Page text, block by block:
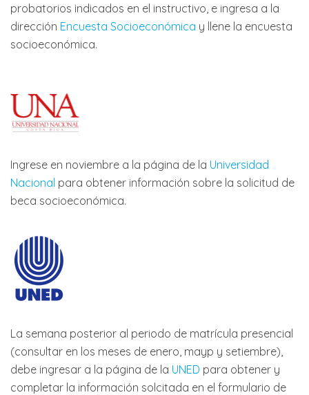
probatorios indicados en el instructivo, e ingresa a la
dirección Encuesta Socioeconómica y llene la encuesta
socioeconómica.
Ingrese en noviembre a la página de la Universidad
Nacional para obtener información sobre la solicitud de
beca socioeconómica.
La semana posterior al periodo de matrícula presencial
(consultar en los meses de enero, mayp y setiembre),
debe ingresar a la página de la UNED para obtener y
completar la información solcitada en el formulario de